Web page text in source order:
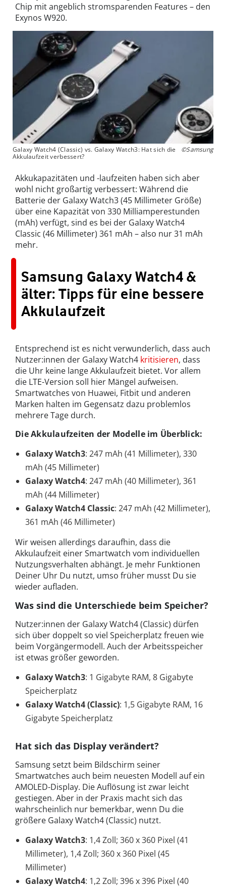
Chip mit angeblich stromsparenden Features – den
Exynos W920.
Galaxy Watch4 (Classic) vs. Galaxy Watch3: Hat sich die
Akkulaufzeit verbessert?
©Samsung
Akkukapazitäten und -laufzeiten haben sich aber
wohl nicht großartig verbessert: Während die
Batterie der Galaxy Watch3 (45 Millimeter Größe)
über eine Kapazität von 330 Milliamperestunden
(mAh) verfügt, sind es bei der Galaxy Watch4
Classic (46 Millimeter) 361 mAh – also nur 31 mAh
mehr.
Samsung Galaxy Watch4 &
älter: Tipps für eine bessere
Akkulaufzeit
Entsprechend ist es nicht verwunderlich, dass auch
Nutzer:innen der Galaxy Watch4 kritisieren, dass
die Uhr keine lange Akkulaufzeit bietet. Vor allem
die LTE-Version soll hier Mängel aufweisen.
Smartwatches von Huawei, Fitbit und anderen
Marken halten im Gegensatz dazu problemlos
mehrere Tage durch.
Die Akkulaufzeiten der Modelle im Überblick:
Galaxy Watch3: 247 mAh (41 Millimeter), 330
mAh (45 Millimeter)
Galaxy Watch4: 247 mAh (40 Millimeter), 361
mAh (44 Millimeter)
Galaxy Watch4 Classic: 247 mAh (42 Millimeter),
361 mAh (46 Millimeter)
Wir weisen allerdings daraufhin, dass die
Akkulaufzeit einer Smartwatch vom individuellen
Nutzungsverhalten abhängt. Je mehr Funktionen
Deiner Uhr Du nutzt, umso früher musst Du sie
wieder aufladen.
Was sind die Unterschiede beim Speicher?
Nutzer:innen der Galaxy Watch4 (Classic) dürfen
sich über doppelt so viel Speicherplatz freuen wie
beim Vorgängermodell. Auch der Arbeitsspeicher
ist etwas größer geworden.
Galaxy Watch3: 1 Gigabyte RAM, 8 Gigabyte
Speicherplatz
Galaxy Watch4 (Classic): 1,5 Gigabyte RAM, 16
Gigabyte Speicherplatz
Hat sich das Display verändert?
Samsung setzt beim Bildschirm seiner
Smartwatches auch beim neuesten Modell auf ein
AMOLED-Display. Die Auflösung ist zwar leicht
gestiegen. Aber in der Praxis macht sich das
wahrscheinlich nur bemerkbar, wenn Du die
größere Galaxy Watch4 (Classic) nutzt.
Galaxy Watch3: 1,4 Zoll; 360 x 360 Pixel (41
Millimeter), 1,4 Zoll; 360 x 360 Pixel (45
Millimeter)
Galaxy Watch4: 1,2 Zoll; 396 x 396 Pixel (40